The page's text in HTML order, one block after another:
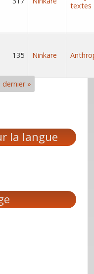
textes
135 Ninkare
dernier »
la langue